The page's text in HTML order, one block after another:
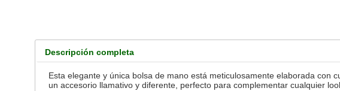
Descripción completa
Esta elegante y única bolsa de mano está meticulosamente elaborada con
un accesorio llamativo y diferente, perfecto para complementar cualquier